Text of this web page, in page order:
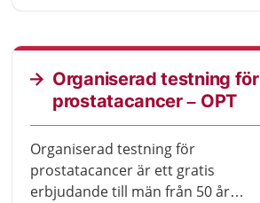
du får en kallelse.
Organiserad testning för
prostatacancer – OPT
Organiserad testning för
prostatacancer är ett gratis
erbjudande till män från 50 år